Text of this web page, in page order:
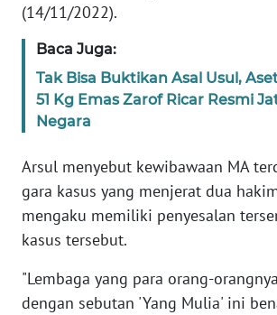
(14/11/2022).
Baca Juga:
Tak Bisa Buktikan Asal Usul,
51 Kg Emas Zarof Ricar Resmi
Negara
Arsul menyebut kewibawaan MA
gara kasus yang menjerat dua
mengaku memiliki penyesalan
kasus tersebut.
"Lembaga yang para orang-
dengan sebutan 'Yang Mulia' ini
PEDOMAN
MEDIA
SIBER
REDAKSI
DISCLAIMER
Wahana
Regional